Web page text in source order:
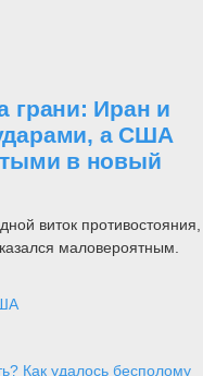
грани: Иран и
а США
в новый
виток противостояния,
маловероятным.
Как удалось бесполому